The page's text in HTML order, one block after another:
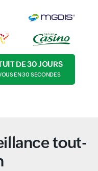
DE 30 JOURS
EN 30 SECONDES
tout-